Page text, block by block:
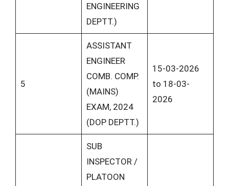
ENGINEERING
DEPTT.)
5
ASSISTANT
ENGINEER
COMB. COMP.
(MAINS)
EXAM, 2024
(DOP DEPTT.)
15-03-2026
to 18-03-
2026
SUB
INSPECTOR /
PLATOON